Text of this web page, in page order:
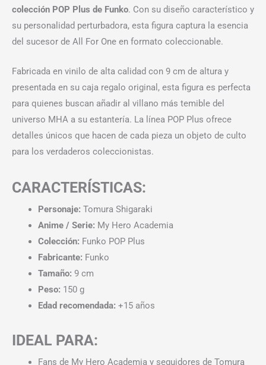
colección POP Plus de Funko. Con su diseño característico y
su personalidad perturbadora, esta figura captura la esencia
del sucesor de All For One en formato coleccionable.
Fabricada en vinilo de alta calidad con 9 cm de altura y
presentada en su caja regalo original, esta figura es perfecta
para quienes buscan añadir al villano más temible del
universo MHA a su estantería. La línea POP Plus ofrece
detalles únicos que hacen de cada pieza un objeto de culto
para los verdaderos coleccionistas.
CARACTERÍSTICAS:
Personaje: Tomura Shigaraki
Anime / Serie: My Hero Academia
Colección: Funko POP Plus
Fabricante: Funko
Tamaño: 9 cm
Peso: 150 g
Edad recomendada: +15 años
IDEAL PARA:
Fans de My Hero Academia y seguidores de Tomura